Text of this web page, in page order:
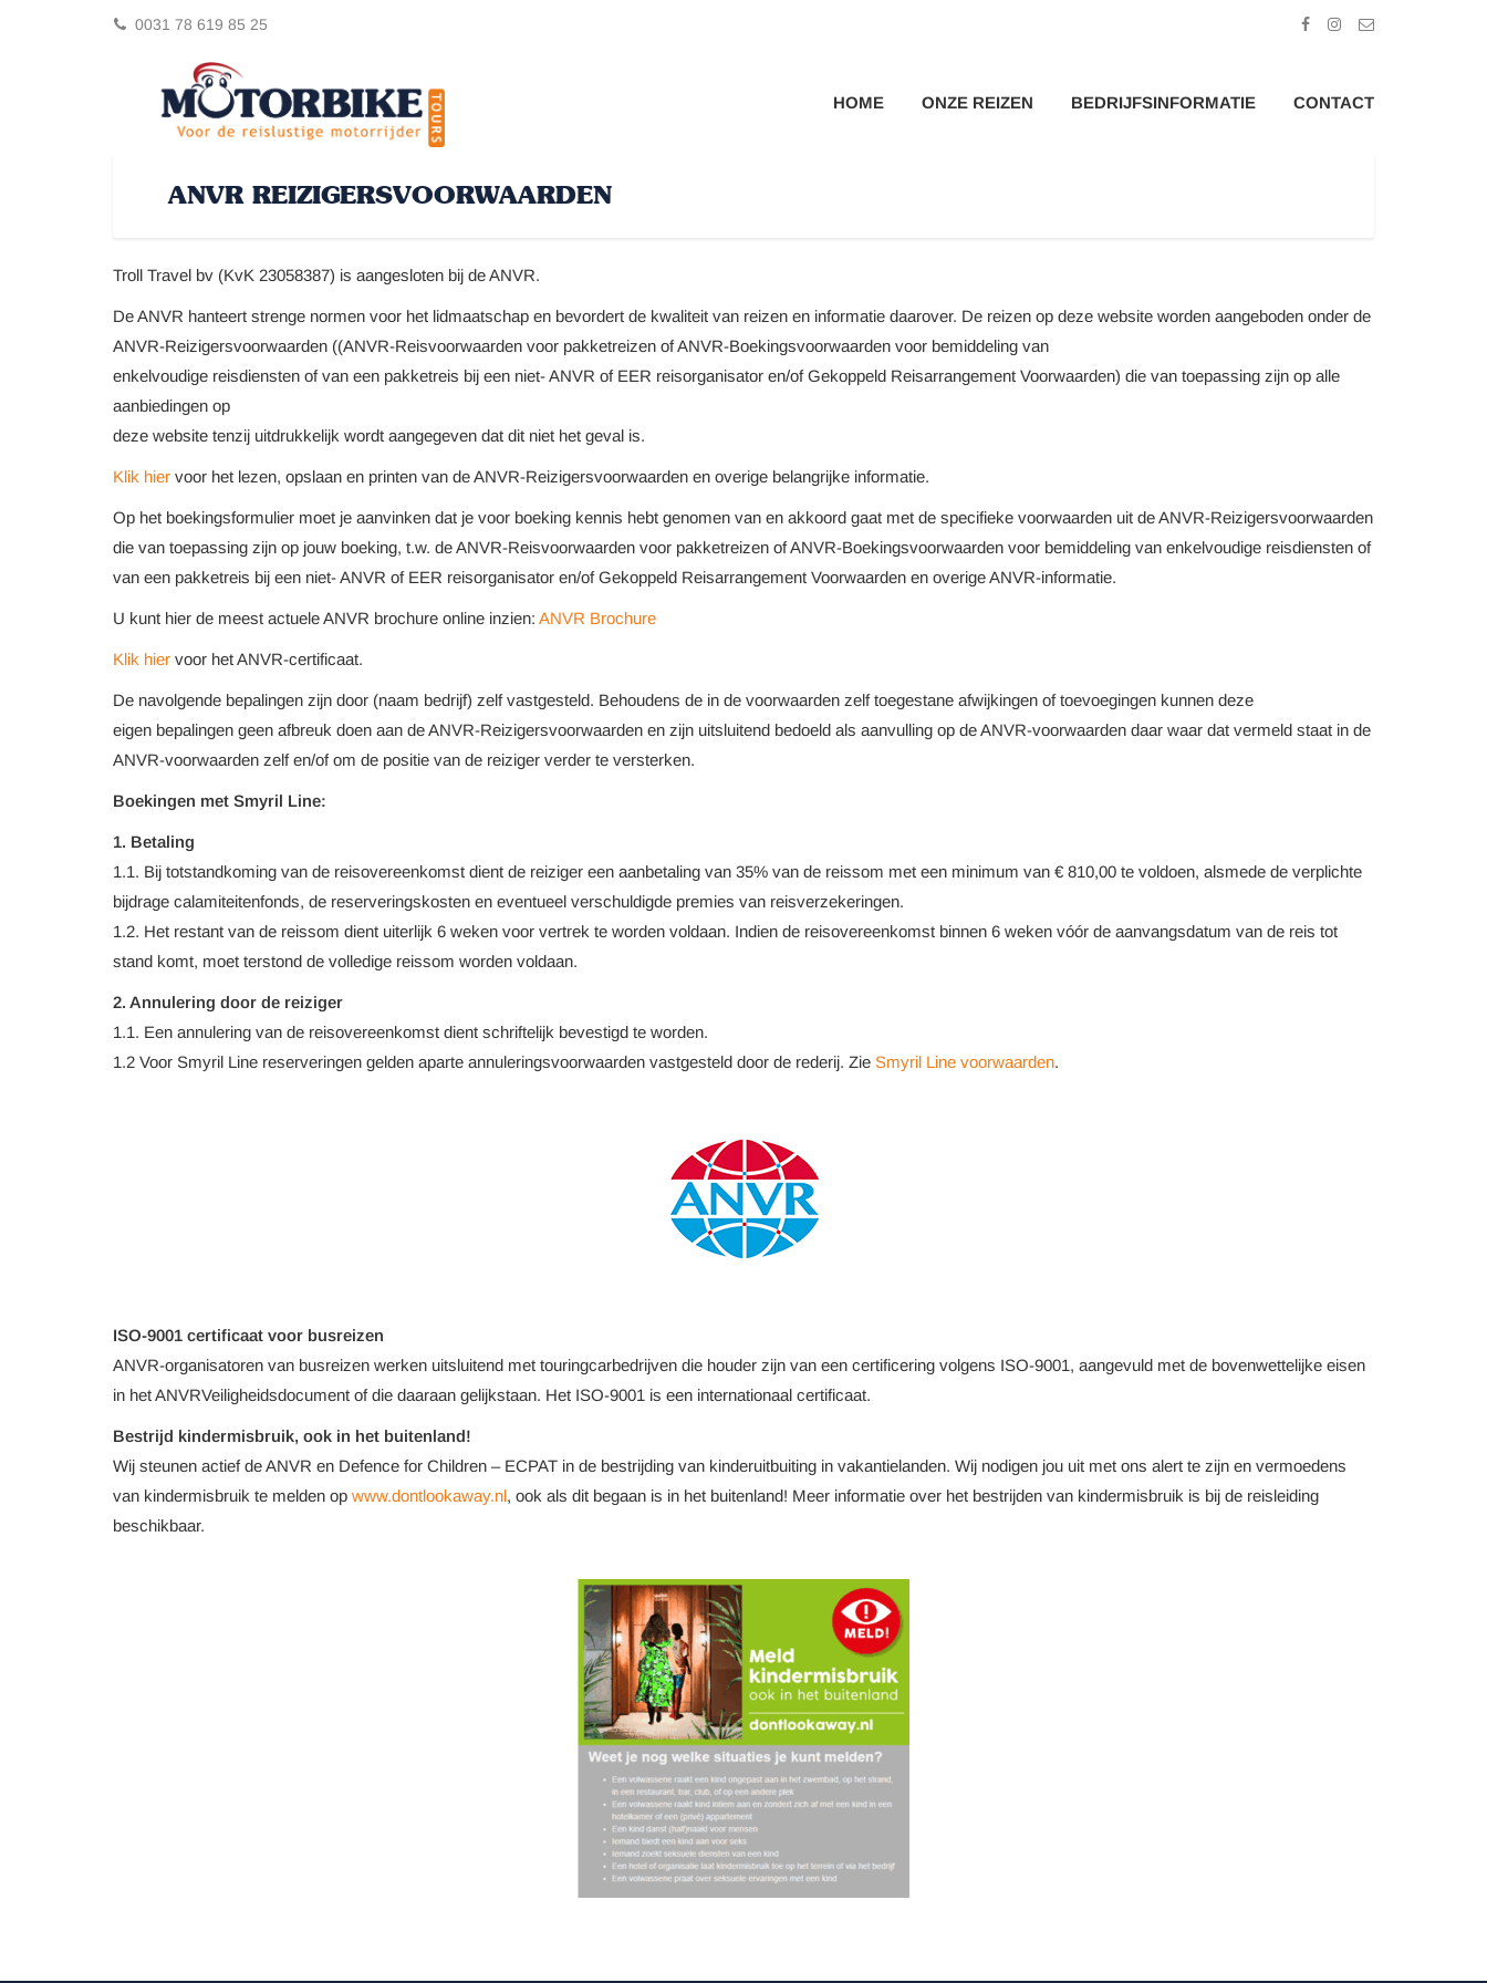
0031 78 619 85 25
HOME ONZE REIZEN BEDRIJFSINFORMATIE CONTACT
ANVR REIZIGERSVOORWAARDEN
Troll Travel bv (KvK 23058387) is aangesloten bij de ANVR.
De ANVR hanteert strenge normen voor het lidmaatschap en bevordert de kwaliteit van reizen en informatie daarover. De reizen op deze website worden aangeboden onder de
ANVR-Reizigersvoorwaarden ((ANVR-Reisvoorwaarden voor pakketreizen of ANVR-Boekingsvoorwaarden voor bemiddeling van
enkelvoudige reisdiensten of van een pakketreis bij een niet- ANVR of EER reisorganisator en/of Gekoppeld Reisarrangement Voorwaarden) die van toepassing zijn op alle
aanbiedingen op
deze website tenzij uitdrukkelijk wordt aangegeven dat dit niet het geval is.
Klik hier voor het lezen, opslaan en printen van de ANVR-Reizigersvoorwaarden en overige belangrijke informatie.
Op het boekingsformulier moet je aanvinken dat je voor boeking kennis hebt genomen van en akkoord gaat met de specifieke voorwaarden uit de ANVR-Reizigersvoorwaarden
die van toepassing zijn op jouw boeking, t.w. de ANVR-Reisvoorwaarden voor pakketreizen of ANVR-Boekingsvoorwaarden voor bemiddeling van enkelvoudige reisdiensten of
van een pakketreis bij een niet- ANVR of EER reisorganisator en/of Gekoppeld Reisarrangement Voorwaarden en overige ANVR-informatie.
U kunt hier de meest actuele ANVR brochure online inzien: ANVR Brochure
Klik hier voor het ANVR-certificaat.
De navolgende bepalingen zijn door (naam bedrijf) zelf vastgesteld. Behoudens de in de voorwaarden zelf toegestane afwijkingen of toevoegingen kunnen deze
eigen bepalingen geen afbreuk doen aan de ANVR-Reizigersvoorwaarden en zijn uitsluitend bedoeld als aanvulling op de ANVR-voorwaarden daar waar dat vermeld staat in de
ANVR-voorwaarden zelf en/of om de positie van de reiziger verder te versterken.
Boekingen met Smyril Line:
1. Betaling
1.1. Bij totstandkoming van de reisovereenkomst dient de reiziger een aanbetaling van 35% van de reissom met een minimum van € 810,00 te voldoen, alsmede de verplichte
bijdrage calamiteitenfonds, de reserveringskosten en eventueel verschuldigde premies van reisverzekeringen.
1.2. Het restant van de reissom dient uiterlijk 6 weken voor vertrek te worden voldaan. Indien de reisovereenkomst binnen 6 weken vóór de aanvangsdatum van de reis tot
stand komt, moet terstond de volledige reissom worden voldaan.
2. Annulering door de reiziger
1.1. Een annulering van de reisovereenkomst dient schriftelijk bevestigd te worden.
1.2 Voor Smyril Line reserveringen gelden aparte annuleringsvoorwaarden vastgesteld door de rederij. Zie Smyril Line voorwaarden.
ISO-9001 certificaat voor busreizen
ANVR-organisatoren van busreizen werken uitsluitend met touringcarbedrijven die houder zijn van een certificering volgens ISO-9001, aangevuld met de bovenwettelijke eisen
in het ANVRVeiligheidsdocument of die daaraan gelijkstaan. Het ISO-9001 is een internationaal certificaat.
Bestrijd kindermisbruik, ook in het buitenland!
Wij steunen actief de ANVR en Defence for Children – ECPAT in de bestrijding van kinderuitbuiting in vakantielanden. Wij nodigen jou uit met ons alert te zijn en vermoedens
van kindermisbruik te melden op www.dontlookaway.nl, ook als dit begaan is in het buitenland! Meer informatie over het bestrijden van kindermisbruik is bij de reisleiding
beschikbaar.